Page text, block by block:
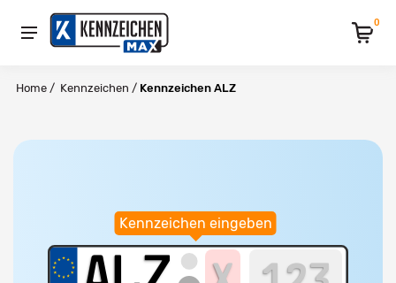
0
Home / Kennzeichen / Kennzeichen ALZ
Kennzeichen eingeben